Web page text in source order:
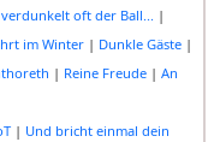
oft der Ball... |
im Winter| Dunkle Gäste|
| Reine Freude| An
| Und bricht einmal dein